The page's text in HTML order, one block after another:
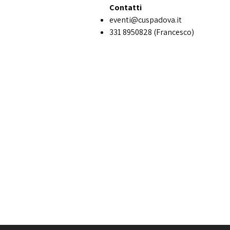
Contatti
eventi@cuspadova.it
331 8950828 (Francesco)